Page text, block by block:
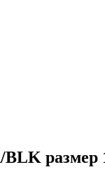
размер